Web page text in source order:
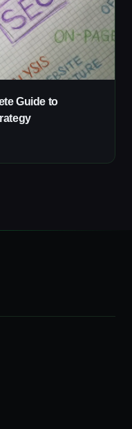
Guide to